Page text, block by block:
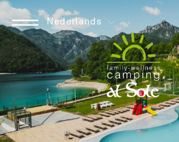
Nederlands